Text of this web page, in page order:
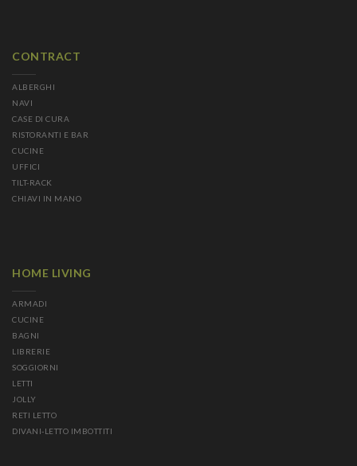
CONTRACT
ALBERGHI
NAVI
CASE DI CURA
RISTORANTI E BAR
CUCINE
UFFICI
TILT-RACK
CHIAVI IN MANO
HOME LIVING
ARMADI
CUCINE
BAGNI
LIBRERIE
SOGGIORNI
LETTI
JOLLY
RETI LETTO
DIVANI-LETTO IMBOTTITI